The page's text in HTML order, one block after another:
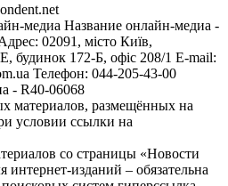
медиа Название онлайн-медиа -
02091, місто Київ,
172-Б, офіс 208/1 E-mail:
Телефон: 044-205-43-00
- R40-06068
материалов, размещённых на
условии ссылки на
со страницы «Новости
изданий – обязательна